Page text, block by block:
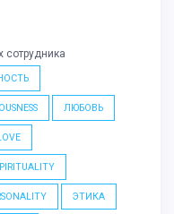
сотрудника
ЛЮБОВЬ
ЭТИКА